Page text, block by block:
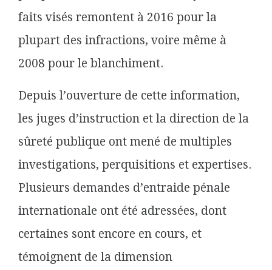
faits visés remontent à 2016 pour la
plupart des infractions, voire même à
2008 pour le blanchiment.
Depuis l’ouverture de cette information,
les juges d’instruction et la direction de la
sûreté publique ont mené de multiples
investigations, perquisitions et expertises.
Plusieurs demandes d’entraide pénale
internationale ont été adressées, dont
certaines sont encore en cours, et
témoignent de la dimension